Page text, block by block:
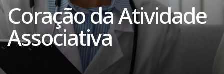
Coração da Atividade
Associativa